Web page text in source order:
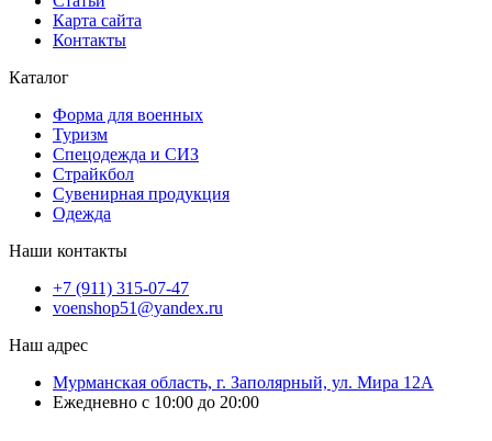
Карта сайта
Контакты
Каталог
Форма для военных
Туризм
Спецодежда и СИЗ
Страйкбол
Сувенирная продукция
Одежда
Наши контакты
+7 (911) 315-07-47
voenshop51@yandex.ru
Наш адрес
Мурманская область, г. Заполярный, ул. Мира 12А
Ежедневно с 10:00 до 20:00